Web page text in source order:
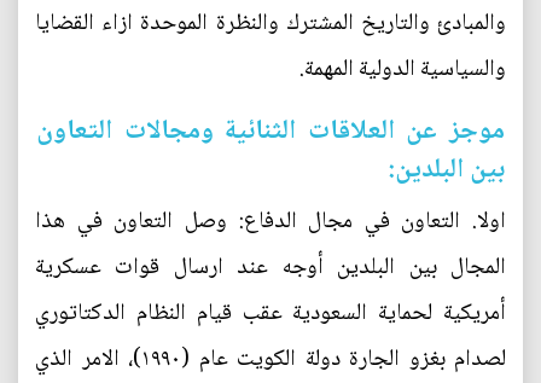
والمبادئ والتاريخ المشترك والنظرة الموحدة ازاء القضايا
والسياسية الدولية المهمة.
موجز عن العلاقات الثنائية ومجالات التعاون
بين البلدين:
اولا. التعاون في مجال الدفاع: وصل التعاون في هذا
المجال بين البلدين أوجه عند ارسال قوات عسكرية
أمريكية لحماية السعودية عقب قيام النظام الدكتاتوري
لصدام بغزو الجارة دولة الكويت عام (١٩٩٠)، الامر الذي